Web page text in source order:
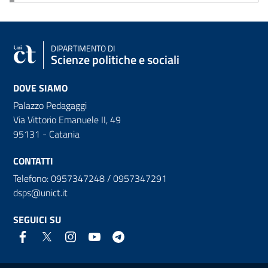
DIPARTIMENTO DI
Scienze politiche e sociali
DOVE SIAMO
Palazzo Pedagaggi
Via Vittorio Emanuele II, 49
95131 - Catania
CONTATTI
Telefono: 0957347248 / 0957347291
dsps@unict.it
SEGUICI SU